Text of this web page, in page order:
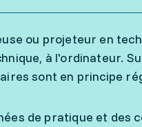
ou projeteur en
à l'ordinateur.
sont en principe
de pratique et des